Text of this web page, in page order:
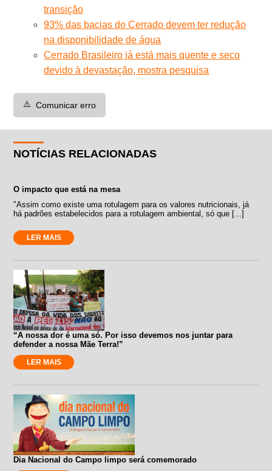
transição
93% das bacias do Cerrado devem ter redução
na disponibilidade de água
Cerrado Brasileiro já está mais quente e seco
devido à devastação, mostra pesquisa
⚠️ Comunicar erro
NOTÍCIAS RELACIONADAS
O impacto que está na mesa
"Assim como existe uma rotulagem para os valores nutricionais, já
há padrões estabelecidos para a rotulagem ambiental, só que [...]
LER MAIS
“A nossa dor é uma só. Por isso devemos nos juntar para
defender a nossa Mãe Terra!”
LER MAIS
Dia Nacional do Campo limpo será comemorado